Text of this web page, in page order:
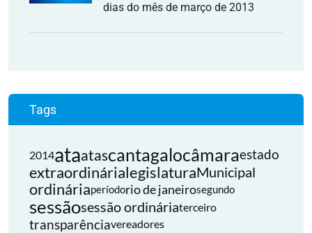
dias do mês de março de 2013
Tags
2014ataatascantagalocâmaraestado
extraordinárialegislaturaMunicipal
ordináriaperíodorio de janeirosegundo
sessãosessão ordináriaterceiro
transparênciavereadores